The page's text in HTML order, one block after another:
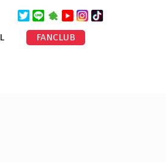
FANCLUB